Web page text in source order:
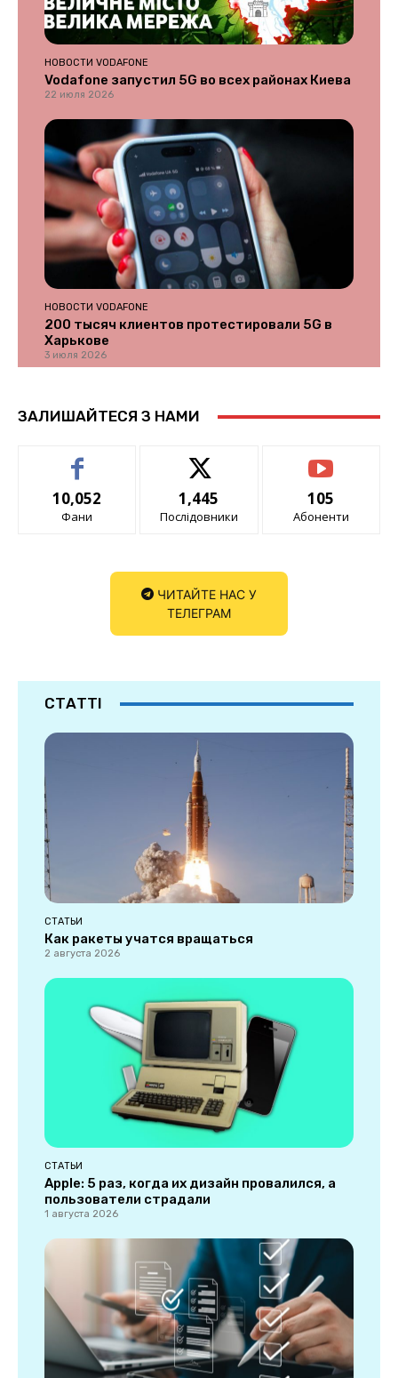
НОВОСТИ VODAFONE
Vodafone запустил 5G во всех районах Киева
22 июля 2026
НОВОСТИ VODAFONE
200 тысяч клиентов протестировали 5G в
Харькове
3 июля 2026
ЗАЛИШАЙТЕСЯ З НАМИ
10,052
Фани
1,445
Послідовники
105
Абоненти
ЧИТАЙТЕ НАС У
ТЕЛЕГРАМ
СТАТТІ
СТАТЬИ
Как ракеты учатся вращаться
2 августа 2026
СТАТЬИ
Apple: 5 раз, когда их дизайн провалился, а
пользователи страдали
1 августа 2026